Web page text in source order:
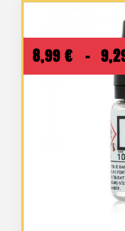
8,99 € –